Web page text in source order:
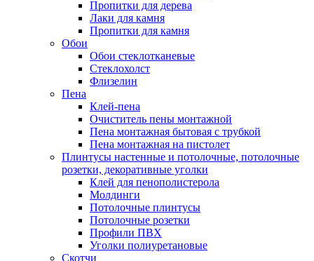
Пропитки для дерева
Лаки для камня
Пропитки для камня
Обои
Обои стеклотканевые
Стеклохолст
Флизелин
Пена
Клей-пена
Очиститель пены монтажной
Пена монтажная бытовая с трубкой
Пена монтажная на пистолет
Плинтусы настенные и потолочные, потолочные
розетки, декоративные уголки
Клей для пенополистерола
Молдинги
Потолочные плинтусы
Потолочные розетки
Профили ПВХ
Уголки полиуретановые
Скотчи